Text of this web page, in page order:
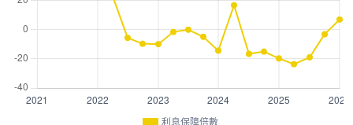
利息保障倍數